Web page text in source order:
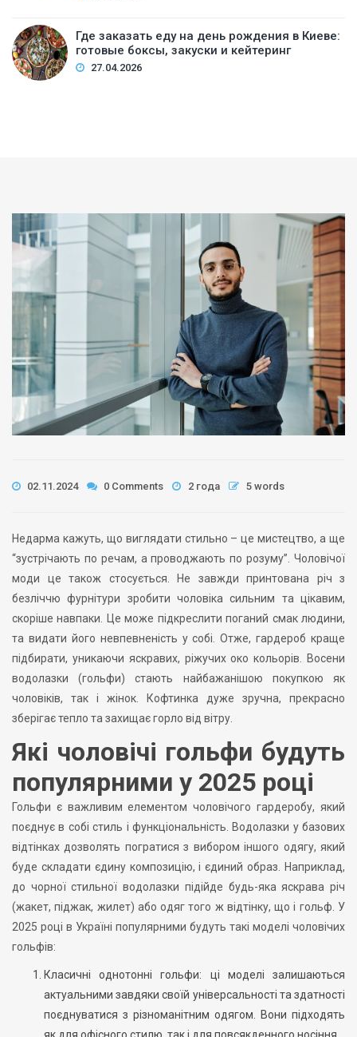
Где заказать еду на день рождения в Киеве:
готовые боксы, закуски и кейтеринг
27.04.2026
02.11.2024 0 Comments 2 года 5 words
Недарма кажуть, що виглядати стильно – це мистецтво, а ще
“зустрічають по речам, а проводжають по розуму”. Чоловічої
моди це також стосується. Не завжди принтована річ з
безліччю фурнітури зробити чоловіка сильним та цікавим,
скоріше навпаки. Це може підкреслити поганий смак людини,
та видати його невпевненість у собі. Отже, гардероб краще
підбирати, уникаючи яскравих, ріжучих око кольорів. Восени
водолазки (гольфи) стають найбажанішою покупкою як
чоловіків, так і жінок. Кофтинка дуже зручна, прекрасно
зберігає тепло та захищає горло від вітру.
Які чоловічі гольфи будуть
популярними у 2025 році
Гольфи є важливим елементом чоловічого гардеробу, який
поєднує в собі стиль і функціональність. Водолазки у базових
відтінках дозволять погратися з вибором іншого одягу, який
буде складати єдину композицію, і єдиний образ. Наприклад,
до чорної стильної водолазки підійде будь-яка яскрава річ
(жакет, піджак, жилет) або одяг того ж відтінку, що і гольф. У
2025 році в Україні популярними будуть такі моделі чоловічих
гольфів:
Класичні однотонні гольфи: ці моделі залишаються
актуальними завдяки своїй універсальності та здатності
поєднуватися з різноманітним одягом. Вони підходять